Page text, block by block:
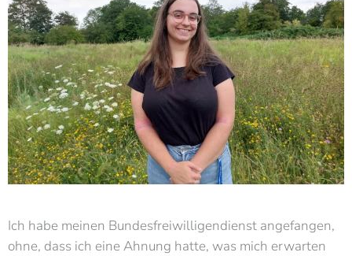
Ich habe meinen Bundesfreiwilligendienst angefangen,
ohne, dass ich eine Ahnung hatte, was mich erwarten